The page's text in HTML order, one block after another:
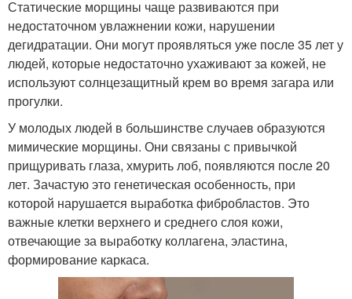
Статические морщины чаще развиваются при
недостаточном увлажнении кожи, нарушении
дегидратации. Они могут проявляться уже после 35 лет у
людей, которые недостаточно ухаживают за кожей, не
используют солнцезащитный крем во время загара или
прогулки.
У молодых людей в большинстве случаев образуются
мимические морщины. Они связаны с привычкой
прищуривать глаза, хмурить лоб, появляются после 20
лет. Зачастую это генетическая особенность, при
которой нарушается выработка фибробластов. Это
важные клетки верхнего и среднего слоя кожи,
отвечающие за выработку коллагена, эластина,
формирование каркаса.